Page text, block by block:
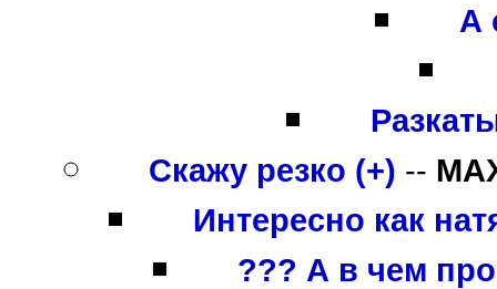
А
Скажу резко (+) --
Интересно как
??? А в чем